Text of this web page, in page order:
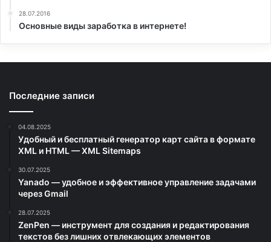
28.07.2016
Основные виды заработка в интернете!
Последние записи
04.08.2025
Удобный и бесплатный генератор карт сайта в формате
XML и HTML — XML Sitemaps
30.07.2025
Yanado — удобное и эффективное управление задачами
через Gmail
28.07.2025
ZenPen — инструмент для создания и редактирования
текстов без лишних отвлекающих элементов